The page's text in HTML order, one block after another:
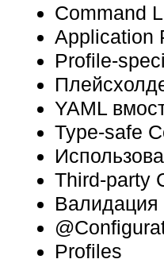
Command
Application
Profile-
YAML
Type-safe
Third-party
Валидация
Profiles